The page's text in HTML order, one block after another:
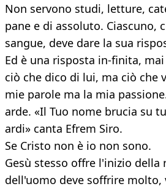
Non servono studi, letture,
pane e di assoluto. Ciascuno,
sangue, deve dare la sua
Ed è una risposta in-finita,
ciò che dico di lui, ma ciò che
mie parole ma la mia
arde. «Il Tuo nome brucia su
ardi» canta Efrem Siro.
Se Cristo non è io non sono.
Gesù stesso offre l'inizio della
dell'uomo deve soffrire molto,